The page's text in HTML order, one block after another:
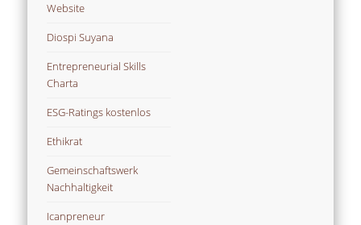
Website
Diospi Suyana
Entrepreneurial Skills
Charta
ESG-Ratings kostenlos
Ethikrat
Gemeinschaftswerk
Nachhaltigkeit
Icanpreneur